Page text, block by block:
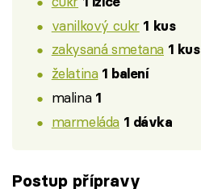
vanilkový cukr 1 kus
zakysaná smetana 1 kus
želatina 1 balení
malina 1
marmeláda 1 dávka
Postup přípravy